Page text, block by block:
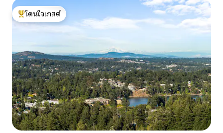
โดนใจเกสต์ที่สุด
โดนใจเกสต์